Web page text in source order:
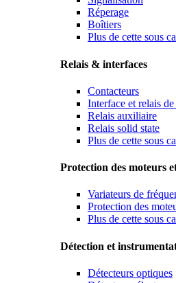
Réperage
Boîtiers
Plus de cette sous
Relais & interfaces
Contacteurs
Interface et relais
Relais auxiliaire
Relais solid state
Plus de cette sous
Protection des moteurs
Variateurs de
Protection des
Plus de cette sous
Détection et
Détecteurs optiques